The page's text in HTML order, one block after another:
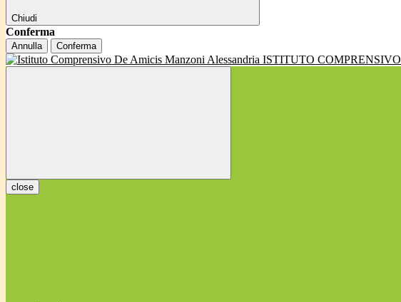
Chiudi
Conferma
Annulla Conferma
ISTITUTO COMPRENSIVO
close